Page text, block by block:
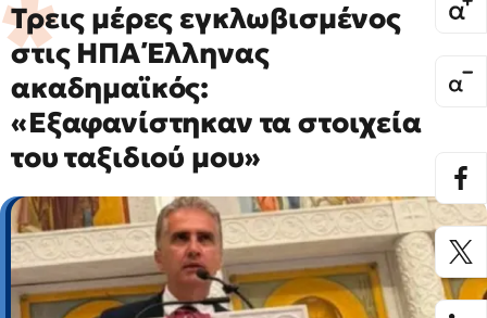
Τρεις μέρες εγκλωβισμένος
στις ΗΠΑ Έλληνας
ακαδημαϊκός:
«Εξαφανίστηκαν τα στοιχεία
του ταξιδιού μου»